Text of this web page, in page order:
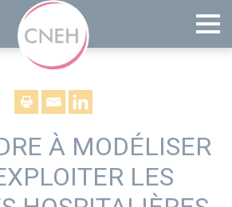
À MODÉLISER
LES